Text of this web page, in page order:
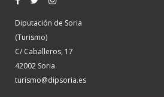
Diputación de Soria
(Turismo)
C/ Caballeros, 17
42002 Soria
turismo@dipsoria.es